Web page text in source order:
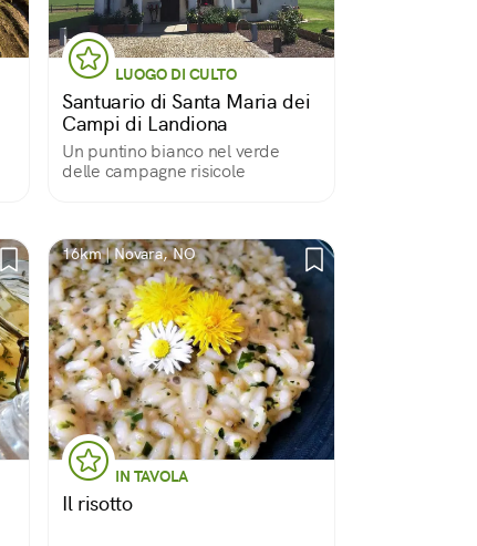
LUOGO DI CULTO
Santuario di Santa Maria dei
Campi di Landiona
Un puntino bianco nel verde
delle campagne risicole
16km | Novara, NO
IN TAVOLA
Il risotto